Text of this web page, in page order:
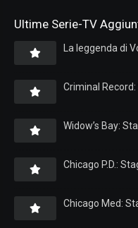
Ultime Serie-TV
La leggenda di
Criminal
Widow’s Bay:
Chicago P.D.:
Chicago Med: